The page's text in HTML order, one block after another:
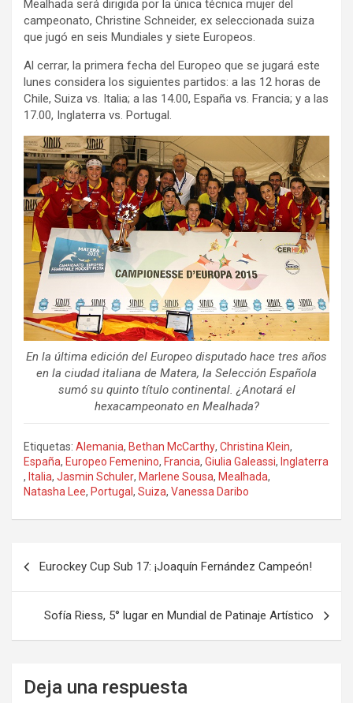
Mealhada será dirigida por la única técnica mujer del
campeonato, Christine Schneider, ex seleccionada suiza
que jugó en seis Mundiales y siete Europeos.
Al cerrar, la primera fecha del Europeo que se jugará este
lunes considera los siguientes partidos: a las 12 horas de
Chile, Suiza vs. Italia; a las 14.00, España vs. Francia; y a las
17.00, Inglaterra vs. Portugal.
En la última edición del Europeo disputado hace tres años
en la ciudad italiana de Matera, la Selección Española
sumó su quinto título continental. ¿Anotará el
hexacampeonato en Mealhada?
Etiquetas: Alemania, Bethan McCarthy, Christina Klein,
España, Europeo Femenino, Francia, Giulia Galeassi, Inglaterra
, Italia, Jasmin Schuler, Marlene Sousa, Mealhada,
Natasha Lee, Portugal , Suiza, Vanessa Daribo
entradas
Eurockey Cup Sub 17: ¡Joaquín Fernández Campeón!
Sofía Riess, 5° lugar en Mundial de Patinaje Artístico
Deja una respuesta